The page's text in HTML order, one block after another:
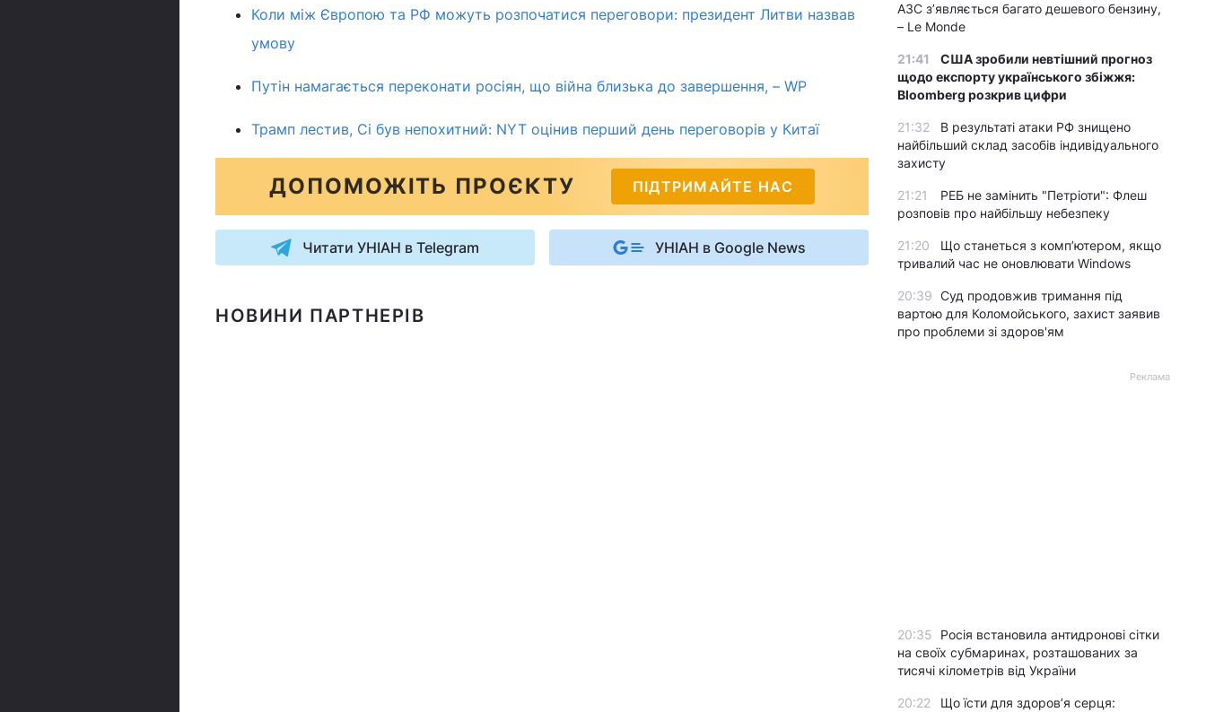
Коли між Європою та РФ можуть розпочатися переговори: президент Литви назвав
умову
Путін намагається переконати росіян, що війна близька до завершення, – WP
Трамп лестив, Сі був непохитний: NYT оцінив перший день переговорів у Китаї
ДОПОМОЖІТЬ ПРОЄКТУ ПІДТРИМАЙТЕ НАС
Читати УНІАН в Telegram УНІАН в Google News
НОВИНИ ПАРТНЕРІВ
АЗС з’являється багато дешевого бензину,
– Le Monde
21:41
США зробили невтішний прогноз
щодо експорту українського збіжжя:
Bloomberg розкрив цифри
21:32
В результаті атаки РФ знищено
найбільший склад засобів індивідуального
захисту
21:21
РЕБ не замінить "Петріоти": Флеш
розповів про найбільшу небезпеку
21:20
Що станеться з комп’ютером, якщо
тривалий час не оновлювати Windows
20:39 Суд продовжив тримання під
вартою для Коломойського, захист заявив
про проблеми зі здоров'ям
Реклама
20:35
Росія встановила антидронові сітки
на своїх субмаринах, розташованих за
тисячі кілометрів від України
20:22
Що їсти для здоров’я серця: